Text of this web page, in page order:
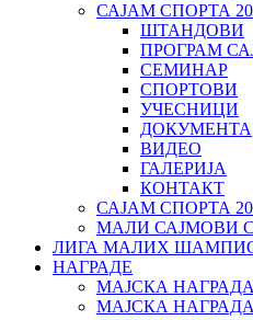
САЈАМ СПОРТА
ШТАНДОВИ
ПРОГРАМ
СЕМИНАР
СПОРТОВИ
УЧЕСНИЦИ
ДОКУМЕНТА
ВИДЕО
ГАЛЕРИЈА
КОНТАКТ
САЈАМ СПОРТА
МАЛИ САЈМОВИ
ЛИГА МАЛИХ
НАГРАДЕ
МАЈСКА
МАЈСКА